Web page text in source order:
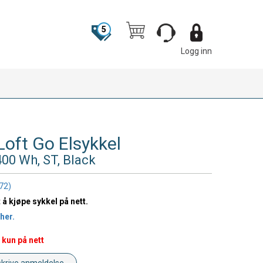
Logg inn
5
Go Elsykkel
Wh, ST, Black
kjøpe sykkel på nett.
på nett